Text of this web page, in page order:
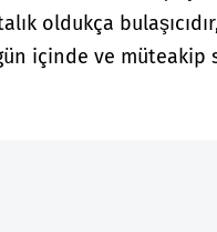
oldukça
içinde ve müteakip